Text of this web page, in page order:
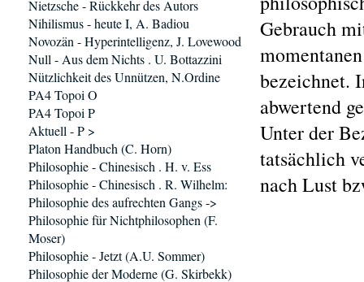
Gebrauch
bezeichnet.
abwertend
Unter der
tatsächlich
nach Lust
Nietzsche - Rückkehr des Autors
Nihilismus - heute I, A. Badiou
Novozän - Hyperintelligenz, J. Lovewood
Null - Aus dem Nichts . U. Bottazzini
Nützlichkeit des Unnützen, N.Ordine
PA4 Topoi O
PA4 Topoi P
Aktuell - P >
Platon Handbuch (C. Horn)
Philosophie - Chinesisch . H. v. Ess
Philosophie - Chinesisch . R. Wilhelm:
Philosophie des aufrechten Gangs ->
Philosophie für Nichtphilosophen (F.
Moser)
Philosophie - Jetzt (A.U. Sommer)
Philosophie der Moderne (G. Skirbekk)